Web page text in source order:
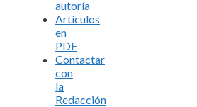
autoría
Artículos
en
PDF
Contactar
con
la
Redacción